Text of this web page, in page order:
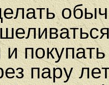
и
пару